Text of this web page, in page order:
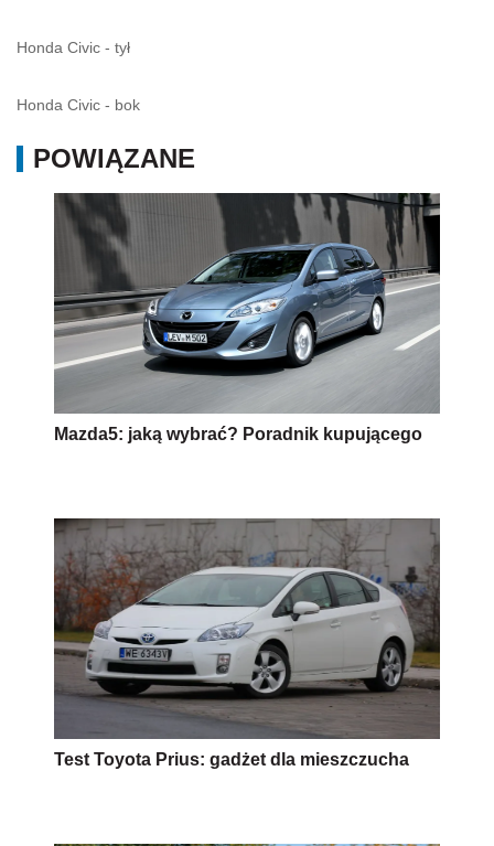
Honda Civic - tył
Honda Civic - bok
POWIĄZANE
Mazda5: jaką wybrać? Poradnik kupującego
Test Toyota Prius: gadżet dla mieszczucha